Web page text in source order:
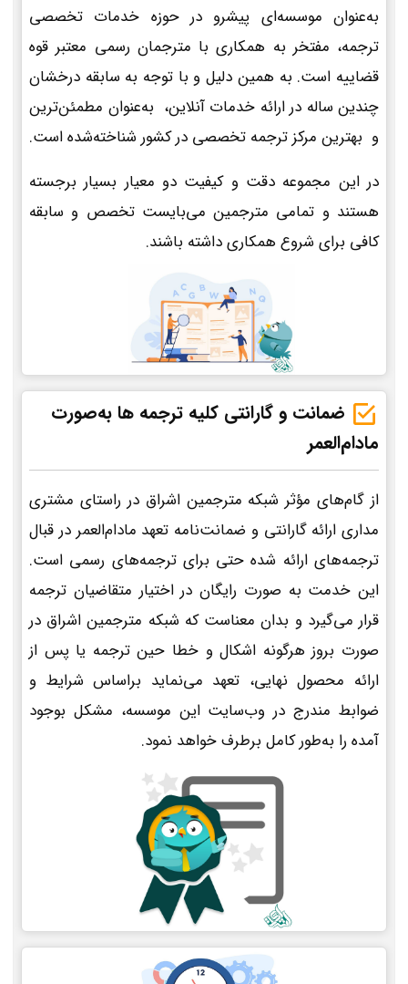
به‌عنوان موسسه‌ای پیشرو در حوزه خدمات تخصصی
ترجمه، مفتخر به همکاری با مترجمان رسمی معتبر قوه
قضاییه است. به همین دلیل و با توجه به سابقه درخشان
چندین ساله در ارائه خدمات آنلاین، به‌عنوان مطمئن‌ترین
و بهترین مرکز ترجمه تخصصی در کشور شناخته‌شده است.
در این مجموعه دقت و کیفیت دو معیار بسیار برجسته
هستند و تمامی مترجمین می‌بایست تخصص و سابقه
کافی برای شروع همکاری داشته باشند.
ضمانت و گارانتی کلیه ترجمه ها به‌صورت
مادام‌العمر
از گام‌های مؤثر شبکه مترجمین اشراق در راستای مشتری
مداری ارائه گارانتی و ضمانت‌نامه تعهد مادام‌العمر در قبال
ترجمه‌های ارائه شده حتی برای ترجمه‌های رسمی است.
این خدمت به صورت رایگان در اختیار متقاضیان ترجمه
قرار می‌گیرد و بدان معناست که شبکه مترجمین اشراق در
صورت بروز هرگونه اشکال و خطا حین ترجمه یا پس از
ارائه محصول نهایی، تعهد می‌نماید براساس شرایط و
ضوابط مندرج در وب‌سایت این موسسه، مشکل بوجود
آمده را به‌طور کامل برطرف خواهد نمود.